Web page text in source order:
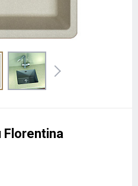
Florentina